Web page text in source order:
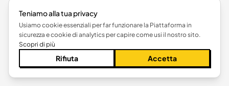
Teniamo alla tua privacy
Usiamo cookie essenziali per far funzionare la Piattaforma in
sicurezza e cookie di analytics per capire come usi il nostro sito.
Scopri di più
Rifiuta Accetta